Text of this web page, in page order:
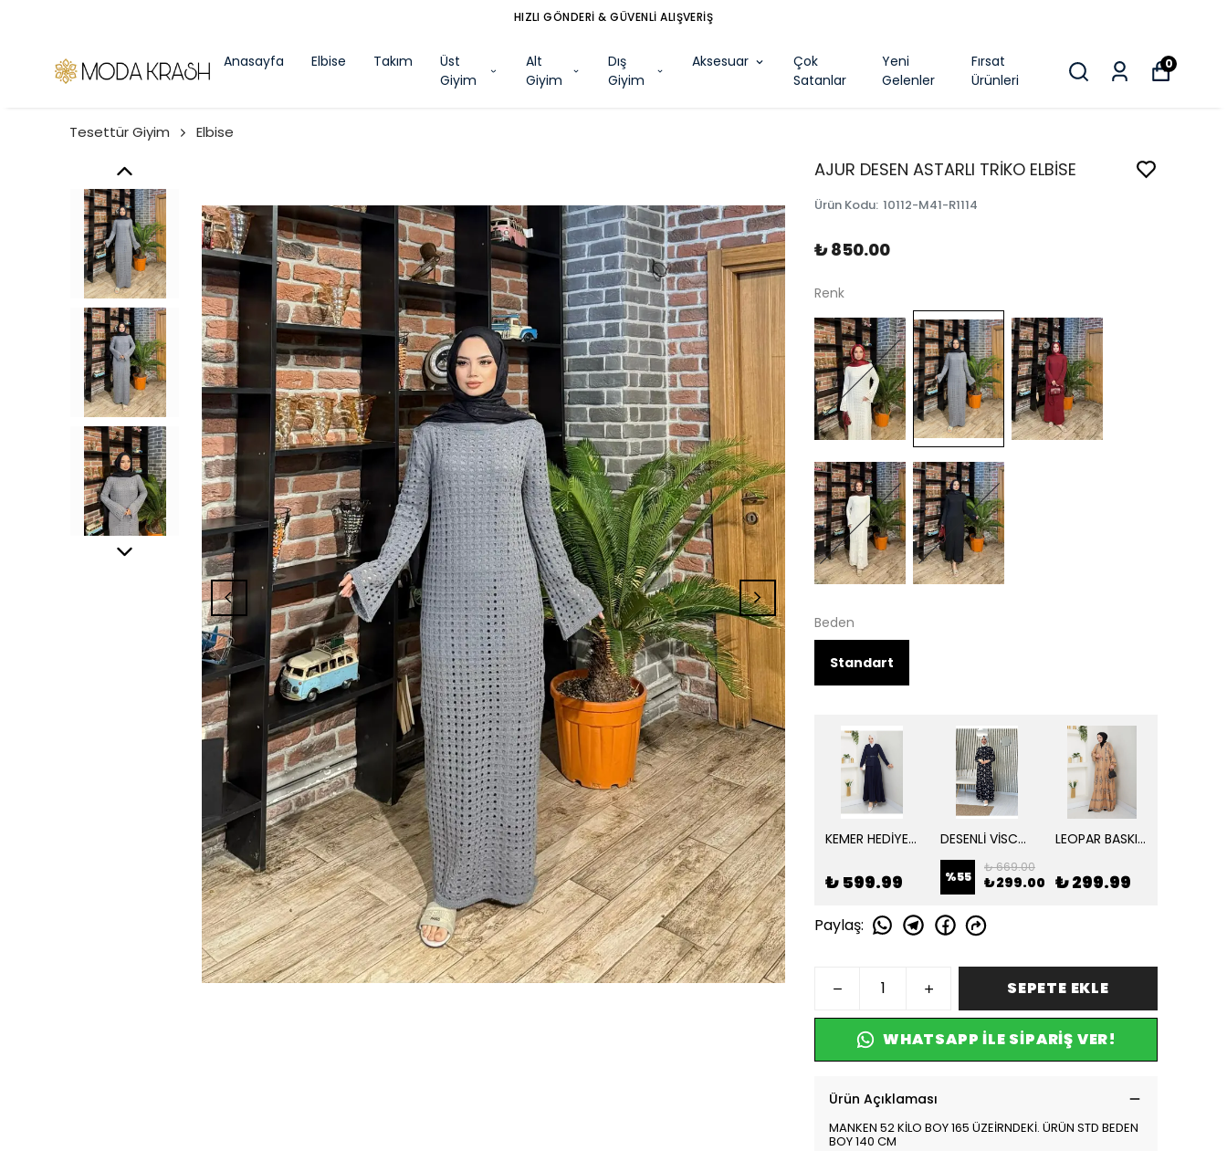
HIZLI GÖNDERİ & GÜVENLİ ALIŞVERİŞ
Anasayfa Elbise Takım
Üst
Giyim
Alt
Giyim
Dış
Giyim
Aksesuar
Çok
Satanlar
Yeni
Gelenler
Fırsat
Ürünleri
0
Tesettür Giyim Elbise
AJUR DESEN ASTARLI TRİKO ELBİSE
Ürün Kodu: 10112-M41-R1114
₺ 850.00
Renk
Beden
Standart
BELİR YAZLIK EVAZE ELBİSE
₺ 1,150.00
ÇİLEK OVERİZE YAZLIK TREND ELBİSE
₺ 900.00 ₺ 299.99
KEMER HEDİYELİ PİLİSE DETAY DOUBLE ELBİSE
₺ 599.99
DESENLİ VİSCON YAZLIK ELBİSE
%55
₺ 669.00
₺ 299.00
LEOPAR BASKILI OVERİZE ELBİSE
₺ 299.99
Paylaş:
SEPETE EKLE
WHATSAPP ILE SIPARIŞ VER!
Ürün Açıklaması
MANKEN 52 KİLO BOY 165 ÜZEİRNDEKİ. ÜRÜN STD BEDEN
BOY 140 CM